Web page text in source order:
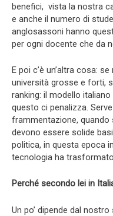
benefici, vista la nostra
e anche il numero di
anglosassoni hanno
per ogni docente che da
E poi c’è un’altra cosa:
università grosse e forti,
ranking: il modello
questo ci penalizza.
frammentazione, quando
devono essere solide
politica, in questa epoca
tecnologia ha
Perché secondo lei in
Un po’ dipende dal